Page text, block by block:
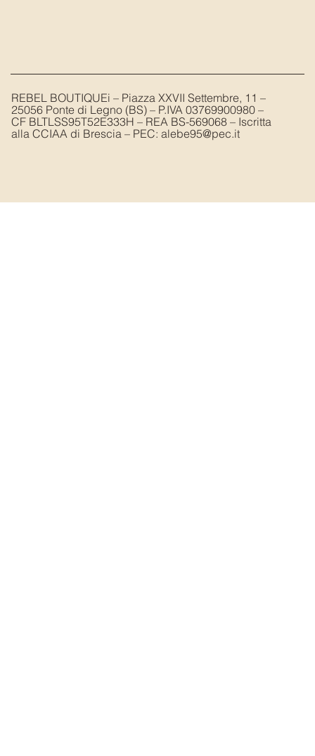
REBEL BOUTIQUEi – Piazza XXVII Settembre, 11 –
25056 Ponte di Legno (BS) – P.IVA 03769900980 –
CF BLTLSS95T52E333H – REA BS-569068 – Iscritta
alla CCIAA di Brescia – PEC: alebe95@pec.it